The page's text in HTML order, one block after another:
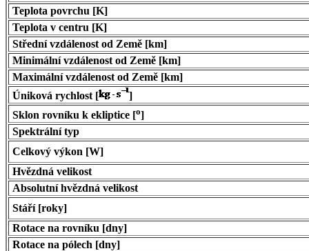
Teplota povrchu [K]
Teplota v centru [K]
Střední vzdálenost od Země [km]
Minimální vzdálenost od Země [km]
Maximální vzdálenost od Země [km]
Úniková rychlost [
]
Sklon rovníku k ekliptice [o]
Spektrální typ
Celkový výkon [W]
Hvězdná velikost
Absolutní hvězdná velikost
Stáří [roky]
Rotace na rovníku [dny]
Rotace na pólech [dny]